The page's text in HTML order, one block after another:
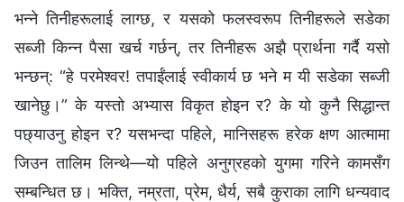
भन्‍ने तिनीहरूलाई लाग्छ, र यसको फलस्वरूप तिनीहरूले सडेका
सब्जी किन्न पैसा खर्च गर्छन्, तर तिनीहरू अझै प्रार्थना गर्दै यसो
भन्छन्: “हे परमेश्‍वर! तपाईंलाई स्वीकार्य छ भने म यी सडेका सब्जी
खानेछु।” के यस्तो अभ्यास विकृत होइन र? के यो कुनै सिद्धान्त
पछ्याउनु होइन र? यसभन्दा पहिले, मानिसहरू हरेक क्षण आत्मामा
जिउन तालिम लिन्थे—यो पहिले अनुग्रहको युगमा गरिने कामसँग
सम्बन्धित छ। भक्ति, नम्रता, प्रेम, धैर्य, सबै कुराका लागि धन्यवाद